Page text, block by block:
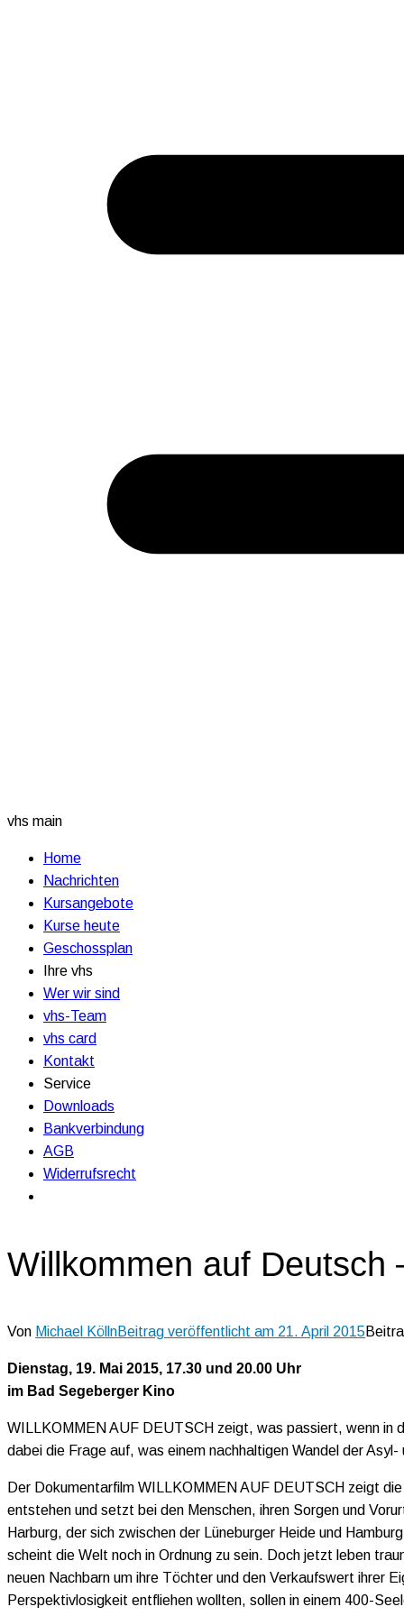
vhs main
Home
Nachrichten
Kursangebote
Kurse heute
Geschossplan
Ihre vhs
Wer wir sind
vhs-Team
vhs card
Kontakt
Service
Downloads
Bankverbindung
AGB
Widerrufsrecht
Willkommen auf Deutsch
Von Michael KöllnBeitrag veröffentlicht am 21. April 2015
Dienstag, 19. Mai 2015, 17.30 und 20.00 Uhr
im Bad Segeberger Kino
WILLKOMMEN AUF DEUTSCH zeigt, was passiert, wenn in
dabei die Frage auf, was einem nachhaltigen Wandel der
Der Dokumentarfilm WILLKOMMEN AUF DEUTSCH zeigt
entstehen und setzt bei den Menschen, ihren Sorgen und
Harburg, der sich zwischen der Lüneburger Heide und
scheint die Welt noch in Ordnung zu sein. Doch jetzt leben
neuen Nachbarn um ihre Töchter und den Verkaufswert ihrer
Perspektivlosigkeit entfliehen wollten, sollen in einem 400-